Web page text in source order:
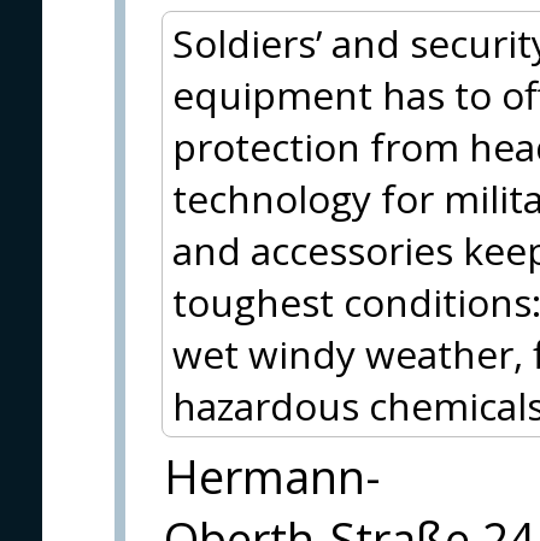
Soldiers’ and
equipment has to
protection from
technology for
and accessories
toughest
wet windy weather,
hazardous
Hermann-